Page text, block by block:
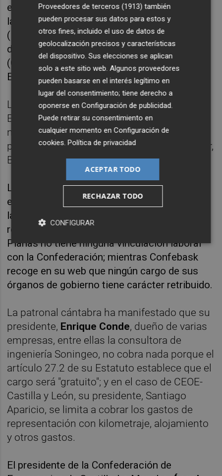
empresariales autonómicas:María Calvo,
la Federación Asturiana de Empresarios
(FADE);Carmen Planas, de la Confederación
de Asociaciones Empresariales de Baleares
(CAEB); e
Isabel Busto,de la Confederación
Empresarial Vasca Confebask.
La presidenta de la Federación Asturiana de
Empresarios (FADE), María Calvo, no cobra
nada por su responsabilidad al frente de la
patronal, como ya ocurría con su predecesor,
Belarmino Feito.
La FADE ha informado a EFE de que sus
estatutos dejan abierta la posibilidad de que
la Junta Directiva establezca una
remuneración y la CAEB ha apuntado que
Planas no tiene ninguna vinculación laboral
con la Confederación; mientras Confebask
recoge en su web que ningún cargo de sus
órganos de gobierno tiene carácter retribuido.
La patronal cántabra ha manifestado que su
presidente, Enrique Conde, dueño de varias
empresas, entre ellas la consultora de
ingeniería Soningeo, no cobra nada porque el
artículo 27.2 de su Estatuto establece que el
cargo será "gratuito"; y en el caso de CEOE-
Castilla y León, su presidente, Santiago
Aparicio, se limita a cobrar los gastos de
representación con kilometraje, alojamiento
y otros gastos.
El presidente de la Confederación de
Proveedores de terceros (1913) también
pueden procesar sus datos para estos y
otros fines, incluido el uso de datos de
geolocalización precisos y características
del dispositivo. Sus elecciones se aplican
solo a este sitio web. Algunos proveedores
pueden basarse en el interés legítimo en
lugar del consentimiento; tiene derecho a
oponerse enConfiguración de publicidad.
Puede retirar su consentimiento en
cualquier momento enConfiguración de
cookies.Política de privacidad
ACEPTAR TODO
RECHAZAR TODO
CONFIGURAR